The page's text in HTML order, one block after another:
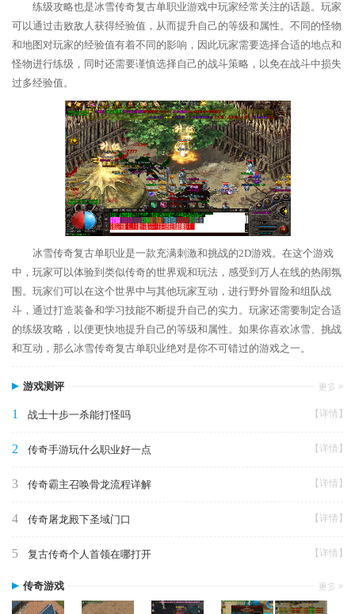
练级攻略也是冰雪传奇复古单职业游戏中玩家经常关注的话题。玩家
可以通过击败敌人获得经验值，从而提升自己的等级和属性。不同的怪物
和地图对玩家的经验值有着不同的影响，因此玩家需要选择合适的地点和
怪物进行练级，同时还需要谨慎选择自己的战斗策略，以免在战斗中损失
过多经验值。
冰雪传奇复古单职业是一款充满刺激和挑战的2D游戏。在这个游戏
中，玩家可以体验到类似传奇的世界观和玩法，感受到万人在线的热闹氛
围。玩家们可以在这个世界中与其他玩家互动，进行野外冒险和组队战
斗，通过打造装备和学习技能不断提升自己的实力。玩家还需要制定合适
的练级攻略，以便更快地提升自己的等级和属性。如果你喜欢冰雪、挑战
和互动，那么冰雪传奇复古单职业绝对是你不可错过的游戏之一。
游戏测评
1 战士十步一杀能打怪吗 【详情】
2 传奇手游玩什么职业好一点 【详情】
3 传奇霸主召唤骨龙流程详解 【详情】
4 传奇屠龙殿下圣域门口 【详情】
5 复古传奇个人首领在哪打开 【详情】
传奇游戏